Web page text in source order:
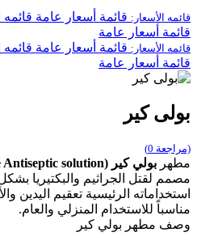
قائمه الأسعار: قائمة أسعار عامة قائمه
قائمة أسعار عامة
قائمه الأسعار: قائمة أسعار عامة قائمه
قائمة أسعار عامة
بولى كير
(مراجعة 0)
مطهر بولي كير (Poly Care Antiseptic solution)
مصمم لقتل الجراثيم والبكتيريا
استخداماته الرئيسية تعقيم اليدين
مناسباً للاستخدام المنزلي والعام.
وصف مطهر بولي كير